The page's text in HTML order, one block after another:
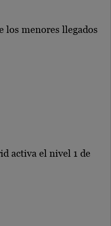
los menores llegados
activa el nivel 1 de